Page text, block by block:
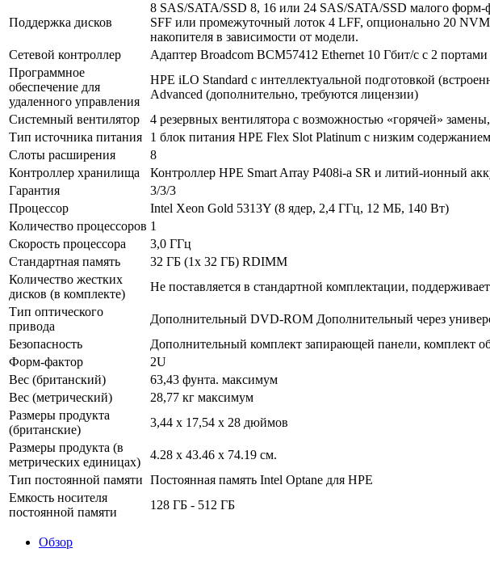
Поддержка дисков
8 SAS/SATA/SSD 8, 16 или 24 SAS/SATA/SSD малого форм-
SFF или промежуточный лоток 4 LFF, опционально 20
накопителя в зависимости от модели.
Сетевой контроллер
Адаптер Broadcom BCM57412 Ethernet 10 Гбит/с с 2
Программное
обеспечение для
удаленного управления
HPE iLO Standard с интеллектуальной подготовкой
Advanced (дополнительно, требуются лицензии)
Системный вентилятор
4 резервных вентилятора с возможностью «горячей»
Тип источника питания
1 блок питания HPE Flex Slot Platinum с низким
Слоты расширения
8
Контроллер хранилища
Контроллер HPE Smart Array P408i-a SR и литий-ионный
Гарантия
3/3/3
Процессор
Intel Xeon Gold 5313Y (8 ядер, 2,4 ГГц, 12 МБ, 140 Вт)
Количество процессоров 1
Скорость процессора
3,0 ГГц
Стандартная память
32 ГБ (1x 32 ГБ) RDIMM
Количество жестких
дисков (в комплекте)
Не поставляется в стандартной комплектации,
Тип оптического
привода
Дополнительный DVD-ROM Дополнительный через
Безопасность
Дополнительный комплект запирающей панели, комплект
Форм-фактор
2U
Вес (британский)
63,43 фунта. максимум
Вес (метрический)
28,77 кг максимум
Размеры продукта
(британские)
3,44 х 17,54 х 28 дюймов
Размеры продукта (в
метрических единицах)
4.28 x 43.46 x 74.19 см.
Тип постоянной памяти Постоянная память Intel Optane для HPE
Емкость носителя
постоянной памяти
128 ГБ - 512 ГБ
Обзор